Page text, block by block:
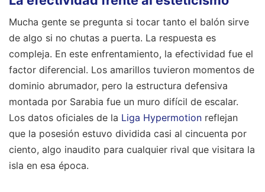
Mucha gente se pregunta si tocar tanto el balón sirve
de algo si no chutas a puerta. La respuesta es
compleja. En este enfrentamiento, la efectividad fue el
factor diferencial. Los amarillos tuvieron momentos de
dominio abrumador, pero la estructura defensiva
montada por Sarabia fue un muro difícil de escalar.
Los datos oficiales de la Liga Hypermotion reflejan
que la posesión estuvo dividida casi al cincuenta por
ciento, algo inaudito para cualquier rival que visitara la
isla en esa época.